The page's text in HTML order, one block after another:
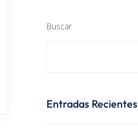
Buscar
Entradas Recientes